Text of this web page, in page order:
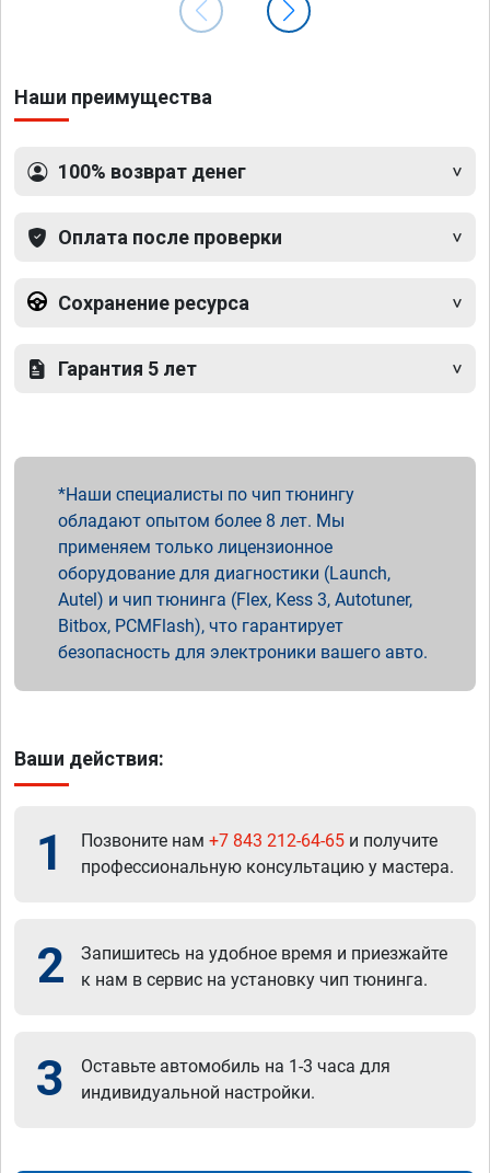
Наши преимущества
100% возврат денег
Оплата после проверки
Сохранение ресурса
Гарантия 5 лет
Наши специалисты по чип тюнингу
обладают опытом более 8 лет. Мы
применяем только лицензионное
оборудование для диагностики (Launch,
Autel) и чип тюнинга (Flex, Kess 3, Autotuner,
Bitbox, PCMFlash), что гарантирует
безопасность для электроники вашего авто.
Ваши действия:
1 Позвоните нам +7 843 212-64-65 и получите
профессиональную консультацию у мастера.
2
Запишитесь на удобное время и приезжайте
к нам в сервис на установку чип тюнинга.
3
Оставьте автомобиль на 1-3 часа для
индивидуальной настройки.